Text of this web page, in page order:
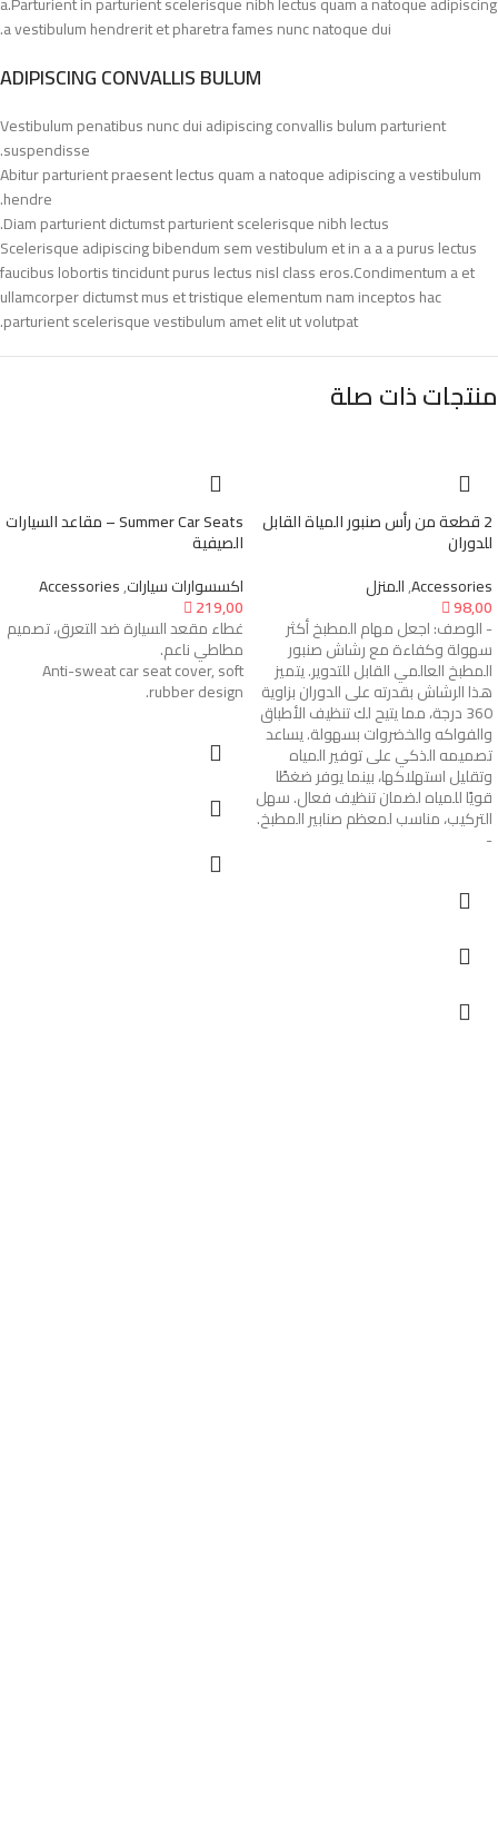
a vestibulum hendrerit et pharetra fames nunc natoque dui.
ADIPISCING CONVALLIS BULUM
Vestibulum penatibus nunc dui adipiscing convallis bulum parturient
suspendisse.
Abitur parturient praesent lectus quam a natoque adipiscing a vestibulum
hendre.
Diam parturient dictumst parturient scelerisque nibh lectus.
Scelerisque adipiscing bibendum sem vestibulum et in a a a purus lectus
faucibus lobortis tincidunt purus lectus nisl class eros.Condimentum a et
ullamcorper dictumst mus et tristique elementum nam inceptos hac
parturient scelerisque vestibulum amet elit ut volutpat.
منتجات ذات صلة
2 قطعة من رأس صنبور المياة القابل
للدوران
Accessories
,المنزل
98,00
- الوصف: اجعل مهام المطبخ أكثر
سهولة وكفاءة مع رشاش صنبور
المطبخ العالمي القابل للتدوير. يتميز
هذا الرشاش بقدرته على الدوران بزاوية
360 درجة، مما يتيح لك تنظيف الأطباق
والفواكه والخضروات بسهولة. يساعد
تصميمه الذكي على توفير المياه
وتقليل استهلاكها، بينما يوفر ضغطًا
قويًا للمياه لضمان تنظيف فعال. سهل
التركيب، مناسب لمعظم صنابير المطبخ.
-
Summer Car Seats – مقاعد السيارات
الصيفية
اكسسوارات سيارات,
Accessories
219,00
غطاء مقعد السيارة ضد التعرق، تصميم
مطاطي ناعم.
Anti-sweat car seat cover, soft
rubber design.